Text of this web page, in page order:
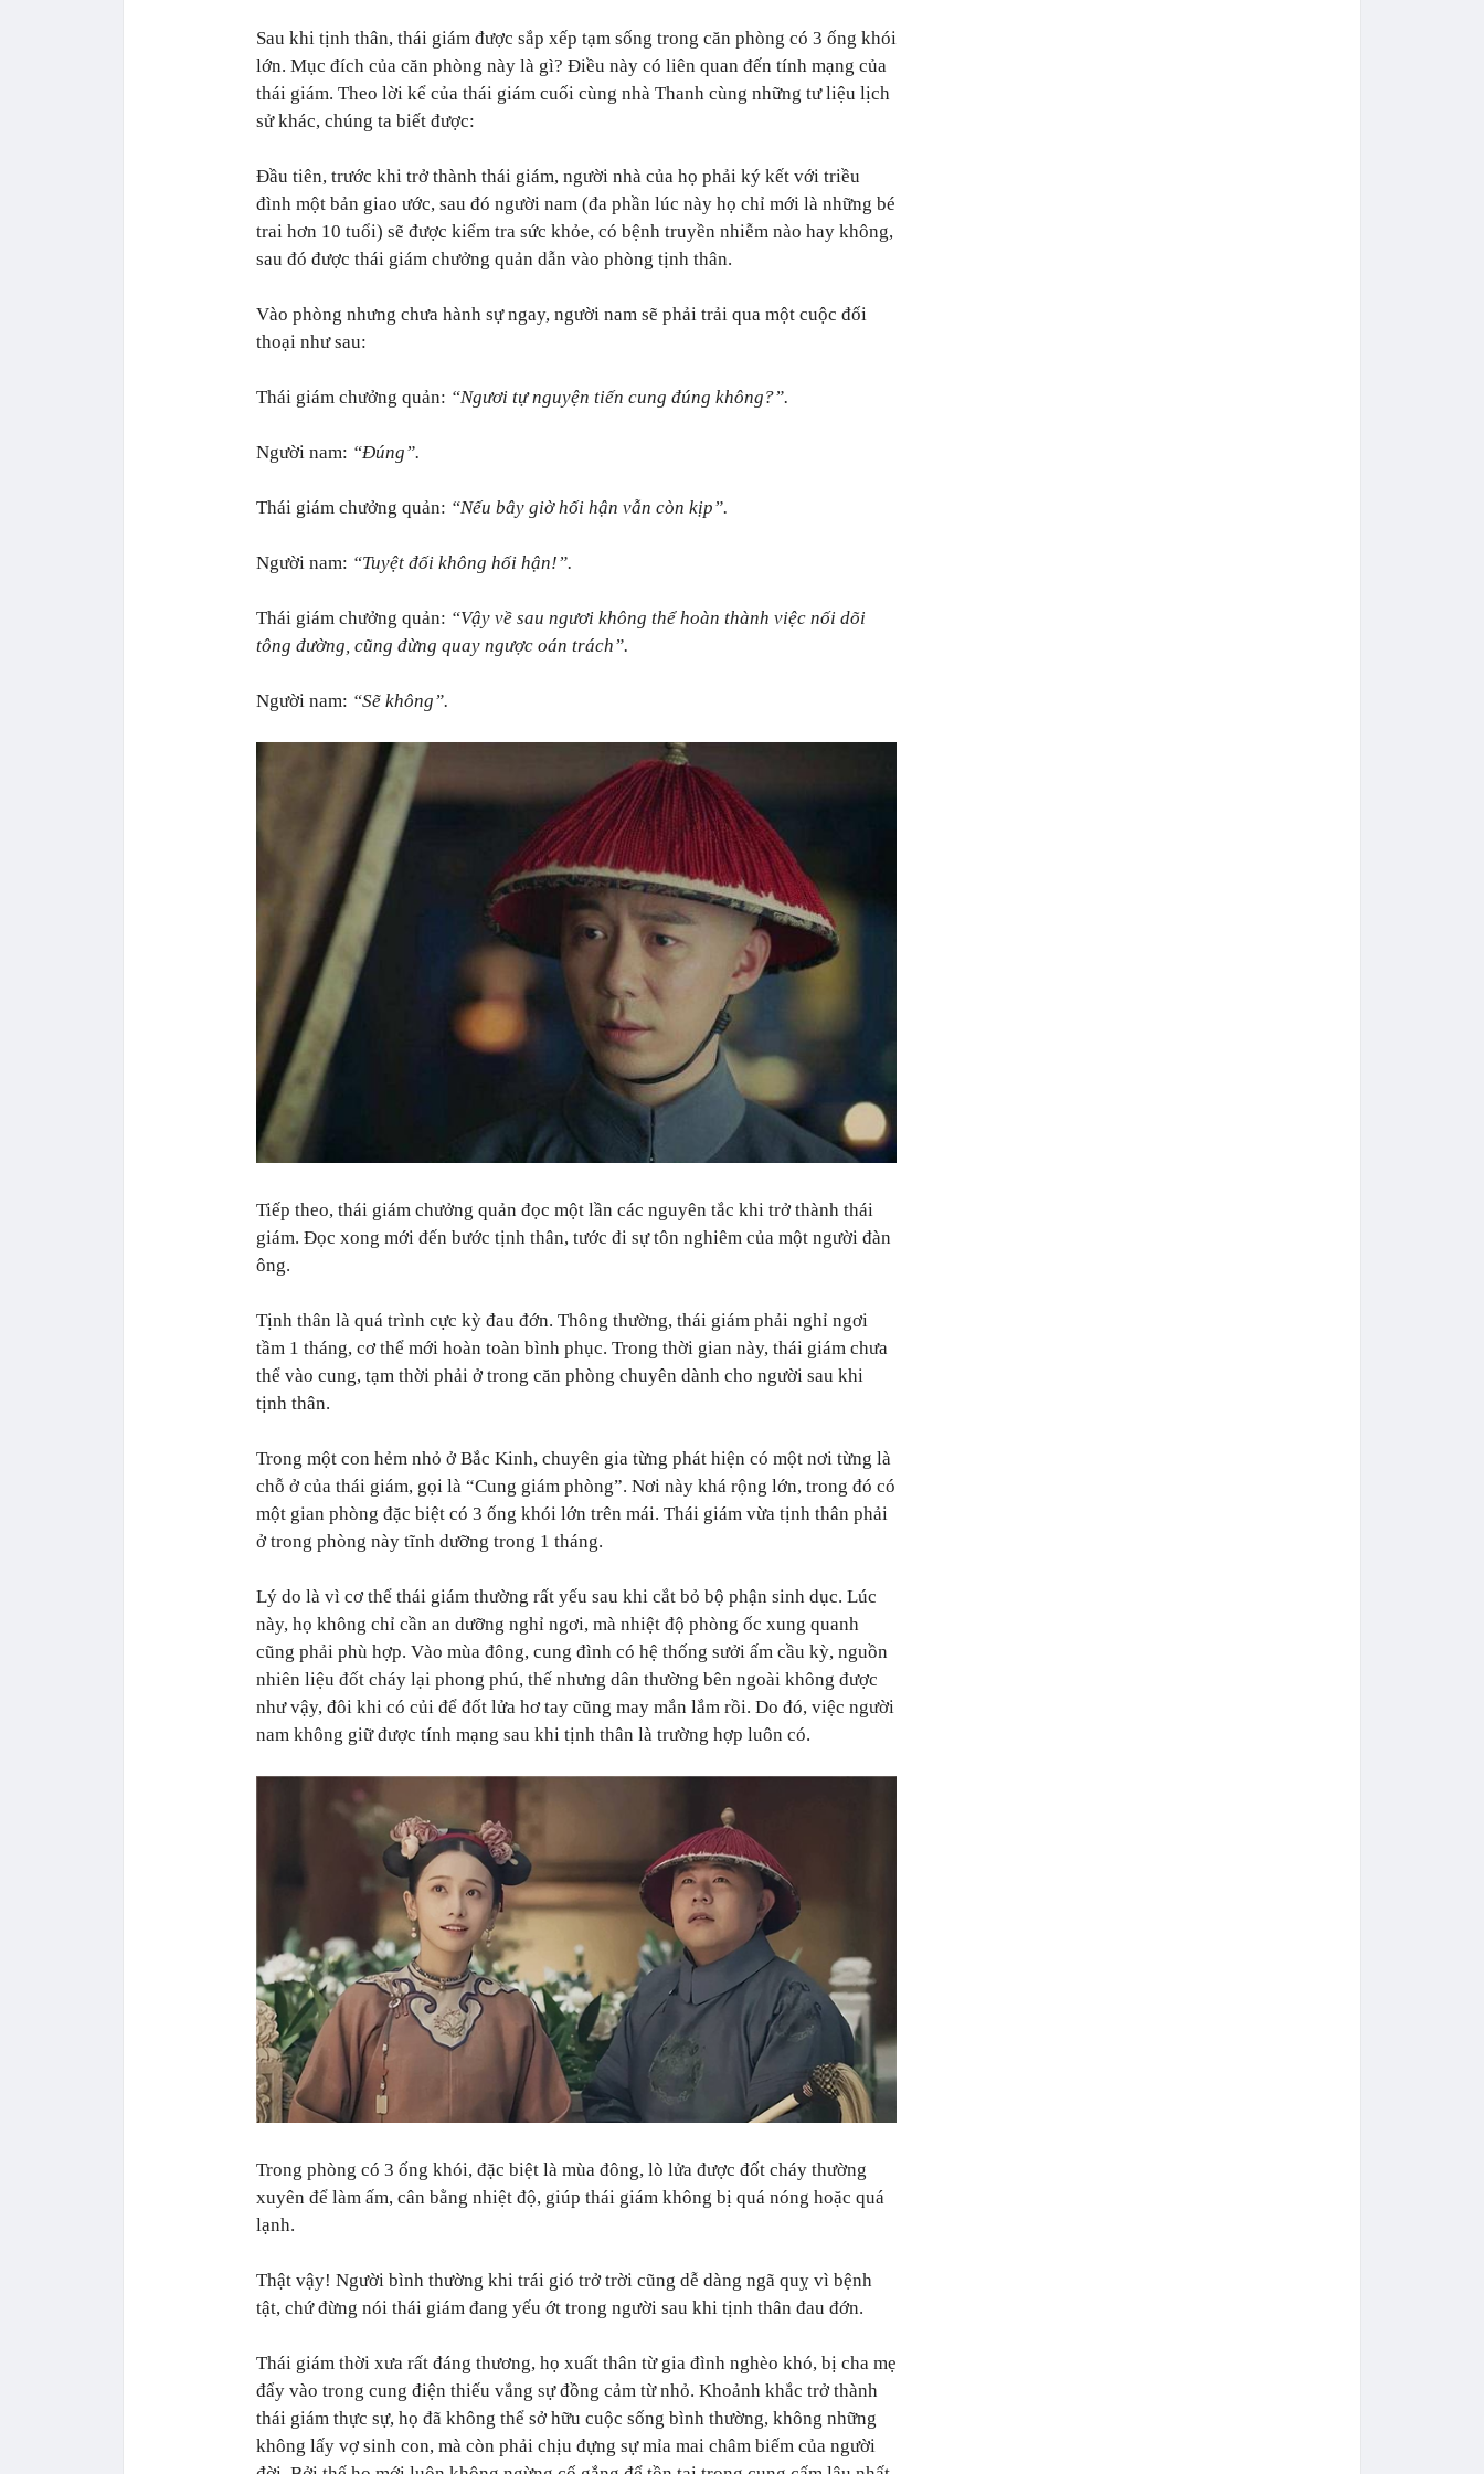
Sau khi tịnh thân, thái giám được sắp xếp tạm sống trong căn phòng có 3 ống khói
lớn. Mục đích của căn phòng này là gì? Điều này có liên quan đến tính mạng của
thái giám. Theo lời kể của thái giám cuối cùng nhà Thanh cùng những tư liệu lịch
sử khác, chúng ta biết được:
Đầu tiên, trước khi trở thành thái giám, người nhà của họ phải ký kết với triều
đình một bản giao ước, sau đó người nam (đa phần lúc này họ chỉ mới là những bé
trai hơn 10 tuổi) sẽ được kiểm tra sức khỏe, có bệnh truyền nhiễm nào hay không,
sau đó được thái giám chưởng quản dẫn vào phòng tịnh thân.
Vào phòng nhưng chưa hành sự ngay, người nam sẽ phải trải qua một cuộc đối
thoại như sau:
Thái giám chưởng quản: “Ngươi tự nguyện tiến cung đúng không?”.
Người nam: “Đúng”.
Thái giám chưởng quản: “Nếu bây giờ hối hận vẫn còn kịp”.
Người nam: “Tuyệt đối không hối hận!”.
Thái giám chưởng quản: “Vậy về sau ngươi không thể hoàn thành việc nối dõi
tông đường, cũng đừng quay ngược oán trách”.
Người nam: “Sẽ không”.
Tiếp theo, thái giám chưởng quản đọc một lần các nguyên tắc khi trở thành thái
giám. Đọc xong mới đến bước tịnh thân, tước đi sự tôn nghiêm của một người đàn
ông.
Tịnh thân là quá trình cực kỳ đau đớn. Thông thường, thái giám phải nghỉ ngơi
tầm 1 tháng, cơ thể mới hoàn toàn bình phục. Trong thời gian này, thái giám chưa
thể vào cung, tạm thời phải ở trong căn phòng chuyên dành cho người sau khi
tịnh thân.
Trong một con hẻm nhỏ ở Bắc Kinh, chuyên gia từng phát hiện có một nơi từng là
chỗ ở của thái giám, gọi là “Cung giám phòng”. Nơi này khá rộng lớn, trong đó có
một gian phòng đặc biệt có 3 ống khói lớn trên mái. Thái giám vừa tịnh thân phải
ở trong phòng này tĩnh dưỡng trong 1 tháng.
Lý do là vì cơ thể thái giám thường rất yếu sau khi cắt bỏ bộ phận sinh dục. Lúc
này, họ không chỉ cần an dưỡng nghỉ ngơi, mà nhiệt độ phòng ốc xung quanh
cũng phải phù hợp. Vào mùa đông, cung đình có hệ thống sưởi ấm cầu kỳ, nguồn
nhiên liệu đốt cháy lại phong phú, thế nhưng dân thường bên ngoài không được
như vậy, đôi khi có củi để đốt lửa hơ tay cũng may mắn lắm rồi. Do đó, việc người
nam không giữ được tính mạng sau khi tịnh thân là trường hợp luôn có.
Trong phòng có 3 ống khói, đặc biệt là mùa đông, lò lửa được đốt cháy thường
xuyên để làm ấm, cân bằng nhiệt độ, giúp thái giám không bị quá nóng hoặc quá
lạnh.
Thật vậy! Người bình thường khi trái gió trở trời cũng dễ dàng ngã quỵ vì bệnh
tật, chứ đừng nói thái giám đang yếu ớt trong người sau khi tịnh thân đau đớn.
Thái giám thời xưa rất đáng thương, họ xuất thân từ gia đình nghèo khó, bị cha mẹ
đẩy vào trong cung điện thiếu vắng sự đồng cảm từ nhỏ. Khoảnh khắc trở thành
thái giám thực sự, họ đã không thể sở hữu cuộc sống bình thường, không những
không lấy vợ sinh con, mà còn phải chịu đựng sự mỉa mai châm biếm của người